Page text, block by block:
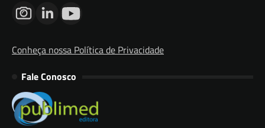
Conheça nossa Política de Privacidade
Fale Conosco